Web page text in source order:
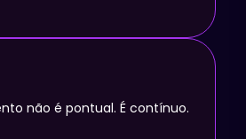
não é pontual. É contínuo.